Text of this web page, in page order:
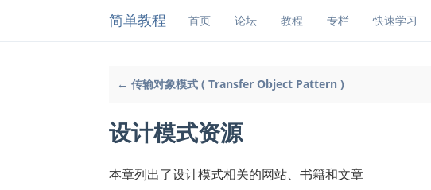
简单教程 首页 论坛 教程 专栏 快速学习
← 传输对象模式 ( Transfer Object Pattern )
设计模式资源
本章列出了设计模式相关的网站、书籍和文章